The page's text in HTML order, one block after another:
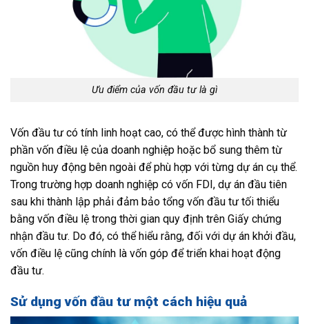
Ưu điểm của vốn đầu tư là gì
Vốn đầu tư có tính linh hoạt cao, có thể được hình thành từ
phần vốn điều lệ của doanh nghiệp hoặc bổ sung thêm từ
nguồn huy động bên ngoài để phù hợp với từng dự án cụ thể.
Trong trường hợp doanh nghiệp có vốn FDI, dự án đầu tiên
sau khi thành lập phải đảm bảo tổng vốn đầu tư tối thiểu
bằng vốn điều lệ trong thời gian quy định trên Giấy chứng
nhận đầu tư. Do đó, có thể hiểu rằng, đối với dự án khởi đầu,
vốn điều lệ cũng chính là vốn góp để triển khai hoạt động
đầu tư.
Sử dụng vốn đầu tư một cách hiệu quả